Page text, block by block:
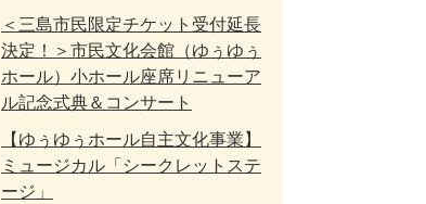
＜三島市民限定チケット受付延長
決定！＞市民文化会館（ゆぅゆぅ
ホール）小ホール座席リニューア
ル記念式典＆コンサート
【ゆぅゆぅホール自主文化事業】
ミュージカル「シークレットステ
ージ」